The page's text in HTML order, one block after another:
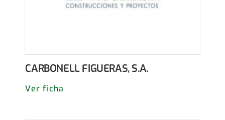
CARBONELL FIGUERAS, S.A.
Ver ficha